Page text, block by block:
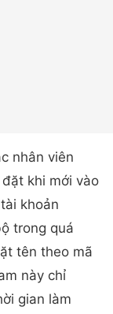
nhân viên
khi mới vào
khoản
trong quá
tên theo mã
này chỉ
gian làm